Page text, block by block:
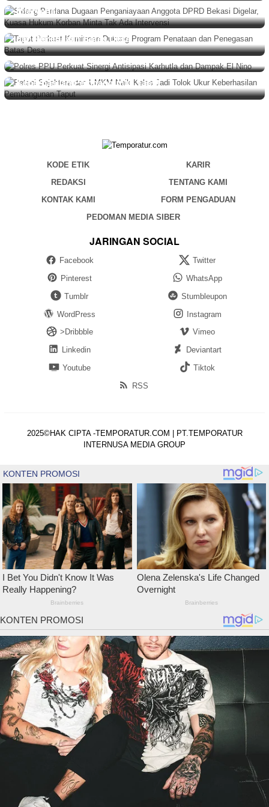
Intervensi
BERITA Agustus 5, 2026
Taput Perkuat Komitmen Dukung Program Penataan
dan Penegasan Batas Desa
Polres PPU Perkuat Sinergi Antisipasi Karhutla dan
Dampak El Nino
Petani Sejahtera dan UMKM Naik Kelas Jadi Tolok Ukur
Keberhasilan Pembangunan Taput
KODE ETIK
KARIR
REDAKSI
TENTANG KAMI
KONTAK KAMI
FORM PENGADUAN
PEDOMAN MEDIA SIBER
JARINGAN SOCIAL
Facebook
Twitter
Pinterest
WhatsApp
Tumblr
Stumbleupon
WordPress
Instagram
>Dribbble
Vimeo
Linkedin
Deviantart
Youtube
Tiktok
RSS
2025©HAK CIPTA -TEMPORATUR.COM | PT.TEMPORATUR
INTERNUSA MEDIA GROUP